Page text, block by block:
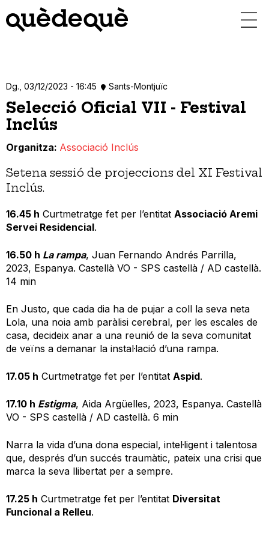
contingut
Dg., 03/12/2023 - 16:45 Sants-Montjuïc
Selecció Oficial VII - Festival
Inclús
Organitza Associació Inclús
Setena sessió de projeccions del XI Festival
Inclús.
16.45 h Curtmetratge fet per l’entitat Associació Aremi
Servei Residencial.
16.50 h La rampa, Juan Fernando Andrés Parrilla,
2023, Espanya. Castellà VO - SPS castellà / AD castellà.
14 min
En Justo, que cada dia ha de pujar a coll la seva neta
Lola, una noia amb paràlisi cerebral, per les escales de
casa, decideix anar a una reunió de la seva comunitat
de veïns a demanar la instal·lació d’una rampa.
17.05 h Curtmetratge fet per l’entitat Aspid.
17.10 h Estigma, Aida Argüelles, 2023, Espanya. Castellà
VO - SPS castellà / AD castellà. 6 min
Narra la vida d’una dona especial, intel·ligent i talentosa
que, després d’un succés traumàtic, pateix una crisi que
marca la seva llibertat per a sempre.
17.25 h Curtmetratge fet per l’entitat Diversitat
Funcional a Relleu.